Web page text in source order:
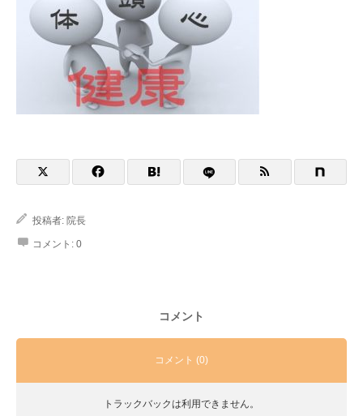
投稿者: 院長
コメント: 0
コメント
コメント (0)
トラックバックは利用できません。
アクセス
ブログ